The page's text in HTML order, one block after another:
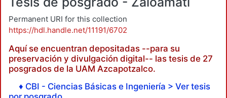
Permanent URI for this collection
https://hdl.handle.net/11191/6702
Aquí se encuentran depositadas --para su
preservación y divulgación digital-- las tesis de 27
posgrados de la UAM Azcapotzalco.
♦ CBI - Ciencias Básicas e Ingeniería > Ver tesis